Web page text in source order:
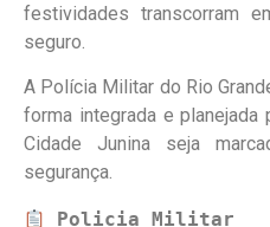
festividades transcorram
seguro.
A Polícia Militar do Rio
forma integrada e
Cidade Junina seja
segurança.
Policia Militar